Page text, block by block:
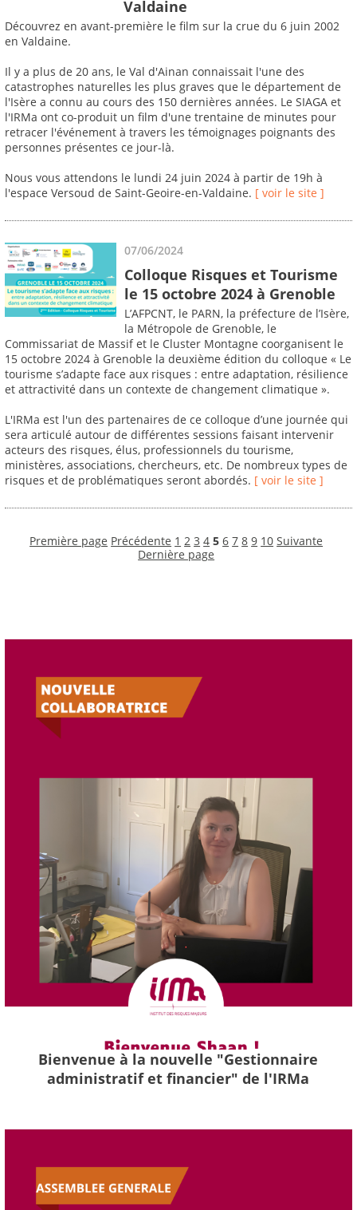
Valdaine
Découvrez en avant-première le film sur la crue du 6 juin 2002
en Valdaine.
Il y a plus de 20 ans, le Val d'Ainan connaissait l'une des
catastrophes naturelles les plus graves que le département de
l'Isère a connu au cours des 150 dernières années. Le SIAGA et
l'IRMa ont co-produit un film d'une trentaine de minutes pour
retracer l'événement à travers les témoignages poignants des
personnes présentes ce jour-là.
Nous vous attendons le lundi 24 juin 2024 à partir de 19h à
l'espace Versoud de Saint-Geoire-en-Valdaine. [ voir le site ]
07/06/2024
Colloque Risques et Tourisme
le 15 octobre 2024 à Grenoble
L’AFPCNT, le PARN, la préfecture de l’Isère,
la Métropole de Grenoble, le
Commissariat de Massif et le Cluster Montagne coorganisent le
15 octobre 2024 à Grenoble la deuxième édition du colloque « Le
tourisme s’adapte face aux risques : entre adaptation, résilience
et attractivité dans un contexte de changement climatique ».
L'IRMa est l'un des partenaires de ce colloque d’une journée qui
sera articulé autour de différentes sessions faisant intervenir
acteurs des risques, élus, professionnels du tourisme,
ministères, associations, chercheurs, etc. De nombreux types de
risques et de problématiques seront abordés. [ voir le site ]
Première page Précédente 1 2 3 4 5 6 7 8 9 10 Suivante
Dernière page
Bienvenue à la nouvelle "Gestionnaire
administratif et financier" de l'IRMa